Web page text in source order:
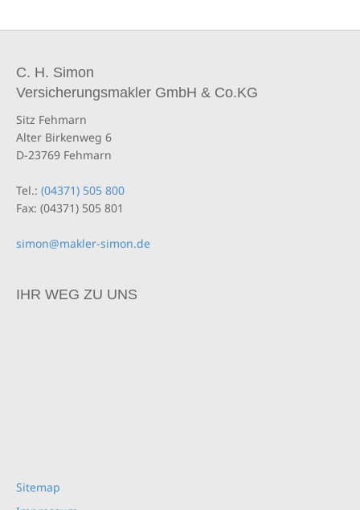
C. H. Simon
Versicherungsmakler GmbH & Co.KG
Sitz Fehmarn
Alter Birkenweg 6
D-23769 Fehmarn
Tel.: (04371) 505 800
Fax: (04371) 505 801
simon@makler-simon.de
IHR WEG ZU UNS
Sitemap